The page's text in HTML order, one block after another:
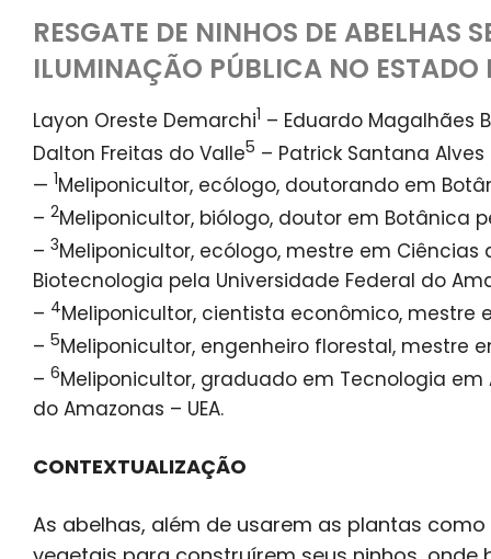
RESGATE DE NINHOS DE ABELHAS
ILUMINAÇÃO PÚBLICA NO
Layon Oreste Demarchi1 – Eduardo Magalhães
Dalton Freitas do Valle5 – Patrick Santana Alves
— 1Meliponicultor, ecólogo, doutorando em
– 2Meliponicultor, biólogo, doutor em Botânica
– 3Meliponicultor, ecólogo, mestre em
Biotecnologia pela Universidade Federal do
– 4Meliponicultor, cientista econômico, mestre
– 5Meliponicultor, engenheiro florestal, mestre
– 6Meliponicultor, graduado em Tecnologia
do Amazonas – UEA.
CONTEXTUALIZAÇÃO
As abelhas, além de usarem as plantas